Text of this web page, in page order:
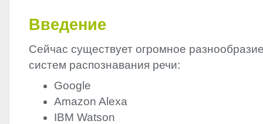
Введение
Сейчас существует огромное
систем распознавания речи:
Google
Amazon Alexa
IBM Watson